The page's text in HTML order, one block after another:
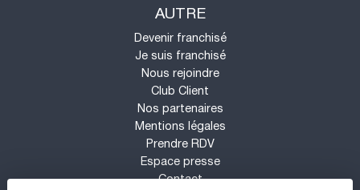
AUTRE
Devenir franchisé
Je suis franchisé
Nous rejoindre
Club Client
Nos partenaires
Mentions légales
Prendre RDV
Espace presse
Contact